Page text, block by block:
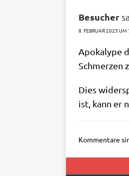
Besucher
8. FEBRUAR 2025 UM
Apo­ka­ly­pe
Schmer­zen
Dies
ist, kann er
Kommentare